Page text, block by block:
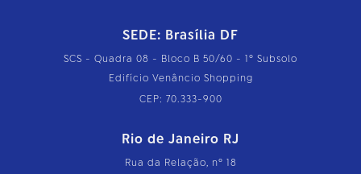
SEDE: Brasília DF
SCS - Quadra 08 - Bloco B 50/60 - 1º Subsolo
Edifício Venâncio Shopping
CEP: 70.333-900
Rio de Janeiro RJ
Rua da Relação, nº 18